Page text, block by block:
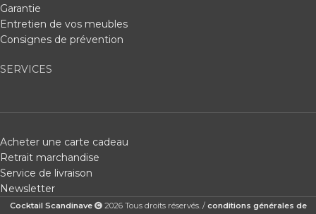
Garantie
Entretien de vos meubles
Consignes de prévention
SERVICES
Acheter une carte cadeau
Retrait marchandise
Service de livraison
Newsletter
Cocktail Scandinave 2026 Tous droits réservés. / conditions générales de